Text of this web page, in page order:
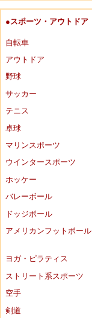
●スポーツ・アウトドア
自転車
アウトドア
野球
サッカー
テニス
卓球
マリンスポーツ
ウインタースポーツ
ホッケー
バレーボール
ドッジボール
アメリカンフットボール
ヨガ・ピラティス
ストリート系スポーツ
空手
剣道